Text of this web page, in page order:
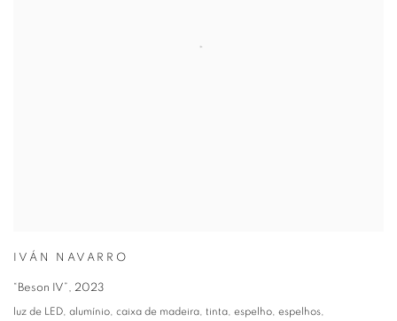
IVÁN NAVARRO
“Beson IV” , 2023
luz de LED, alumínio, caixa de madeira, tinta, espelho, espelhos,